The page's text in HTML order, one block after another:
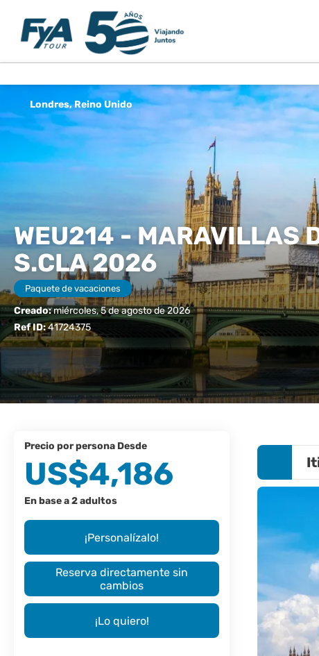
WEU214 - MARAVILLAS
S.CLA 2026
Paquete de vacaciones
Creado:miércoles, 5 de agosto de 2026
Ref ID:41724375
Londres, Reino Unido
precio por persona Desde
US$4,186
En base a 2 adultos
¡Personalízalo!
Reserva directamente sin
cambios
¡Lo quiero!